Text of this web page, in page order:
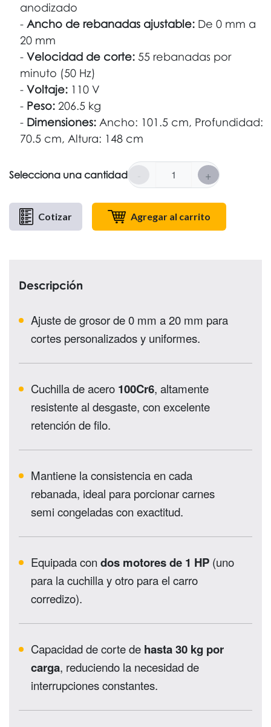
anodizado
Ancho de rebanadas ajustable: De 0 mm a
20 mm
Velocidad de corte: 55 rebanadas por
minuto (50 Hz)
Voltaje: 110 V
Peso: 206.5 kg
Dimensiones: Ancho: 101.5 cm, Profundidad:
70.5 cm, Altura: 148 cm
Selecciona una cantidad +
Cotizar Agregar al carrito
Descripción
Ajuste de grosor de 0 mm a 20 mm para
cortes personalizados y uniformes.
Cuchilla de acero 100Cr6, altamente
resistente al desgaste, con excelente
retención de filo.
Mantiene la consistencia en cada
rebanada, ideal para porcionar carnes
semi congeladas con exactitud.
Equipada con dos motores de 1 HP (uno
para la cuchilla y otro para el carro
corredizo).
Capacidad de corte de hasta 30 kg por
carga, reduciendo la necesidad de
interrupciones constantes.